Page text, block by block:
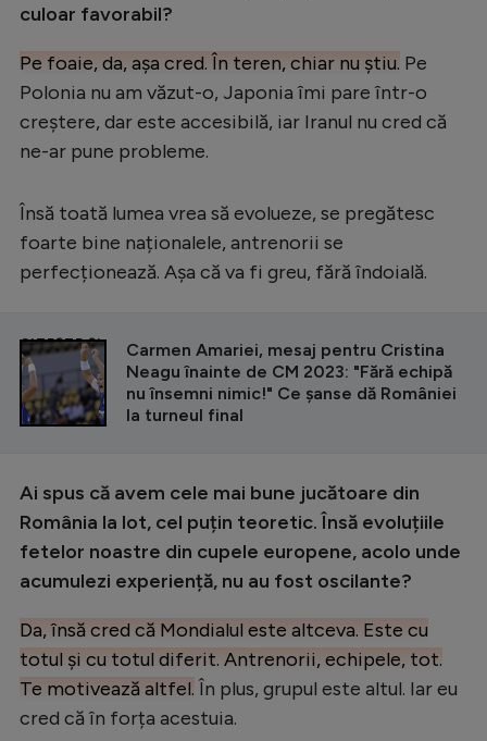
culoar favorabil?
Pe foaie, da, așa cred. În teren, chiar nu știu. Pe
Polonia nu am văzut-o, Japonia îmi pare într-o
creștere, dar este accesibilă, iar Iranul nu cred că
ne-ar pune probleme.
Însă toată lumea vrea să evolueze, se pregătesc
foarte bine naționalele, antrenorii se
perfecționează. Așa că va fi greu, fără îndoială.
CITEȘTE ȘI
Carmen Amariei, mesaj pentru Cristina
Neagu înainte de CM 2023: "Fără echipă
nu însemni nimic!" Ce șanse dă României
la turneul final
Ai spus că avem cele mai bune jucătoare din
România la lot, cel puțin teoretic. Însă evoluțiile
fetelor noastre din cupele europene, acolo unde
acumulezi experiență, nu au fost oscilante?
Da, însă cred că Mondialul este altceva. Este cu
totul și cu totul diferit. Antrenorii, echipele, tot.
Te motivează altfel. În plus, grupul este altul. Iar eu
cred că în forța acestuia.